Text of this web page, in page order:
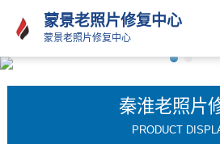
蒙景老照片修复中心
蒙景老照片修复中心
秦淮老照片
PRODUCT